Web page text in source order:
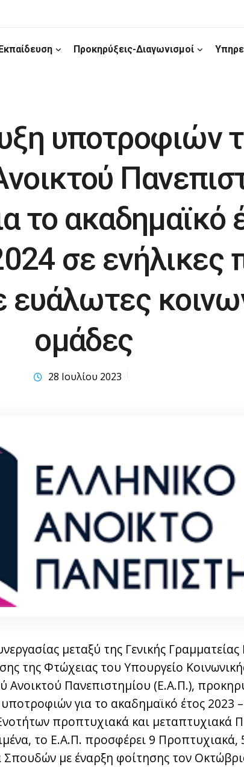
Προκηρύξεις-Διαγωνισμοί
υποτροφιών
το ακαδημαϊκό
σε ενήλικες
ευάλωτες
ομάδες
28 Ιουλίου 2023
μεταξύ της Γενικής Γραμματείας
της Φτώχειας του Υπουργείο
Ανοικτού Πανεπιστημίου (Ε.Α.Π.),
για το ακαδημαϊκό έτος 2023
προπτυχιακά και μεταπτυχιακά
το Ε.Α.Π. προσφέρει 9 Προπτυχιακά,
με έναρξη φοίτησης τον